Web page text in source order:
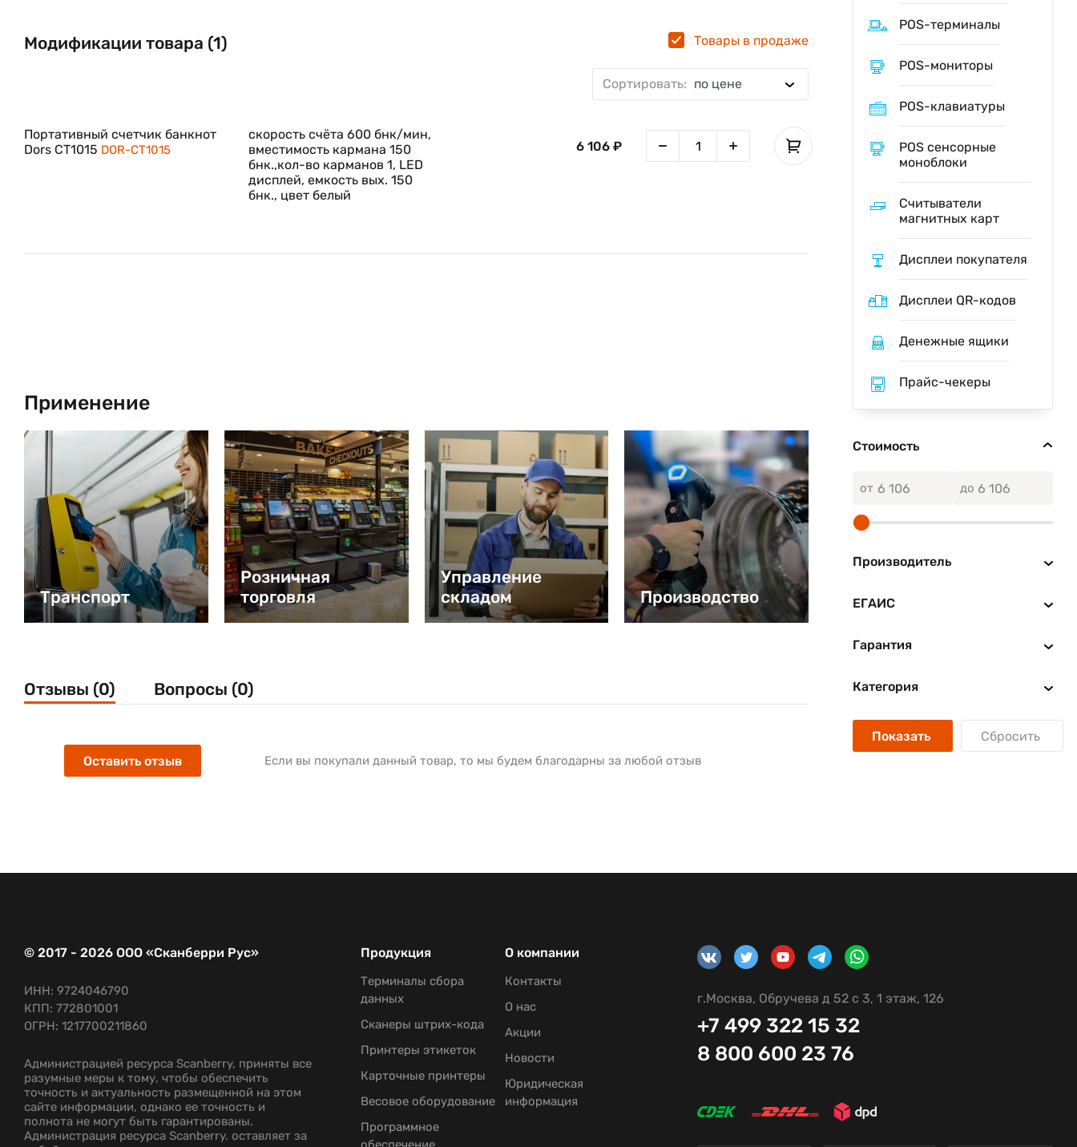
Модификации товара (1) Товары в продаже
Сортировать: по цене
Портативный счетчик банкнот
Dors CT1015 DOR-CT1015
скорость счёта 600 бнк/мин,
вместимость кармана 150
бнк.,кол-во карманов 1, LED
дисплей, емкость вых. 150
бнк., цвет белый
6 106 ₽
Применение
Транспорт
Розничная
торговля
Управление
складом
Производство
Отзывы (0) Вопросы (0)
Оставить отзыв Если вы покупали данный товар, то мы будем благодарны за любой отзыв
POS-терминалы
POS-мониторы
POS-клавиатуры
POS cенсорные
моноблоки
Считыватели
магнитных карт
Дисплеи покупателя
Дисплеи QR-кодов
Денежные ящики
Прайс-чекеры
Стоимость
от до
Производитель
ЕГАИС
Гарантия
Категория
Показать Сбросить
© 2017 - 2026 ООО «Сканберри Рус»
ИНН: 9724046790
КПП: 772801001
ОГРН: 1217700211860
Продукция
Терминалы сбора
данных
Сканеры штрих-кода
Принтеры этикеток
Карточные принтеры
Весовое оборудование
Программное
О компании
Контакты
О нас
Акции
Новости
Юридическая
информация
г.Москва, Обручева д 52 с 3, 1 этаж, 126
+7 499 322 15 32
8 800 600 23 76